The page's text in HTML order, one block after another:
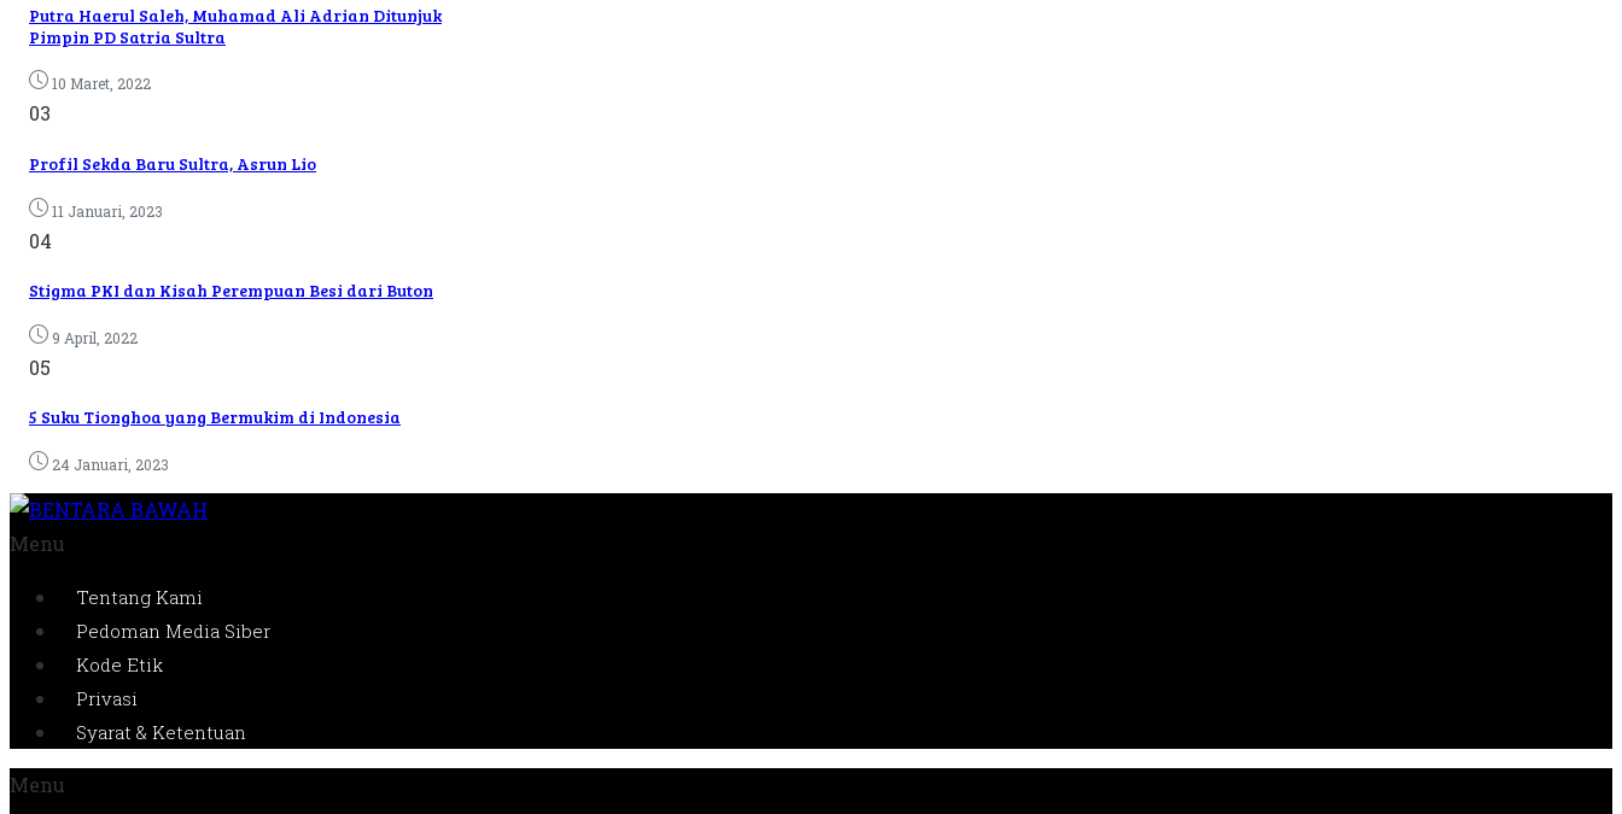
Putra Haerul Saleh, Muhamad Ali Adrian Ditunjuk
Pimpin PD Satria Sultra
10 Maret, 2022
03
Profil Sekda Baru Sultra, Asrun Lio
11 Januari, 2023
04
Stigma PKI dan Kisah Perempuan Besi dari Buton
9 April, 2022
05
5 Suku Tionghoa yang Bermukim di Indonesia
24 Januari, 2023
Menu
Tentang Kami
Pedoman Media Siber
Kode Etik
Privasi
Syarat & Ketentuan
Menu